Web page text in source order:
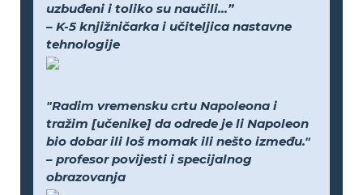
uzbuđeni i toliko su naučili...”
– K-5 knjižničarka i učiteljica nastavne
tehnologije
"Radim vremensku crtu Napoleona i
tražim [učenike] da odrede je li Napoleon
bio dobar ili loš momak ili nešto između."
– profesor povijesti i specijalnog
obrazovanja